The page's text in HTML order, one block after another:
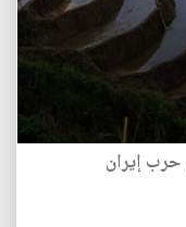
حرب إيران